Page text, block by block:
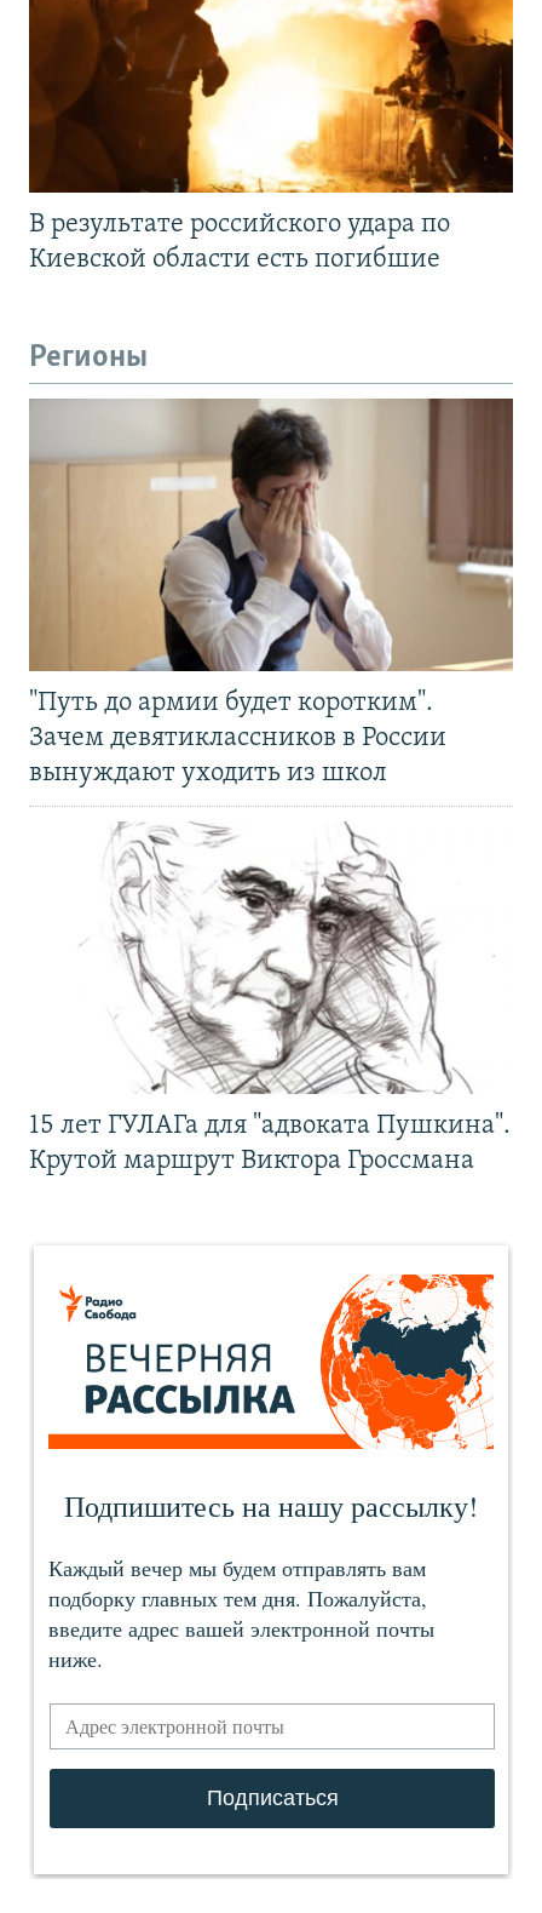
В результате российского удара по
Киевской области есть погибшие
Регионы
"Путь до армии будет коротким".
Зачем девятиклассников в России
вынуждают уходить из школ
15 лет ГУЛАГа для "адвоката Пушкина".
Крутой маршрут Виктора Гроссмана